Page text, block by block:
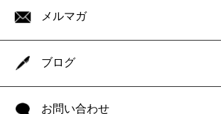
メルマガ
ブログ
お問い合わせ